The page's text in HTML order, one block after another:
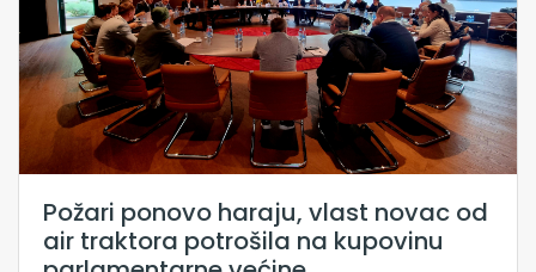
Požari ponovo haraju, vlast novac od
air traktora potrošila na kupovinu